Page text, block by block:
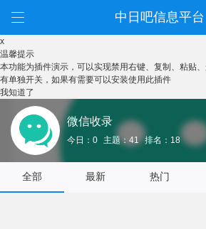
中日吧信息平台
x
温馨提示
本功能为插件演示，可以实现禁用右键、复制、粘贴
有单独开关，如果有需要可以安装使用此插件
我知道了
微信收录
今日：0 主题：41 排名：18
全部 最新 热门